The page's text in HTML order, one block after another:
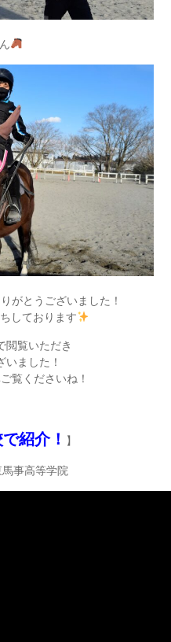
がとうございました！
しております
閲覧いただき
いました！
覧くださいね！
紹介！ 】
事高等学院